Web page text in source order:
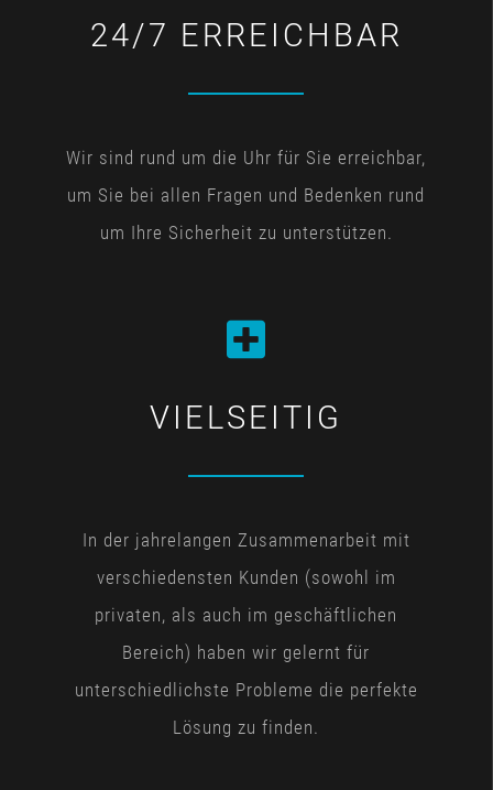
24/7 ERREICHBAR
Wir sind rund um die Uhr für Sie erreichbar,
um Sie bei allen Fragen und Bedenken rund
um Ihre Sicherheit zu unterstützen.
VIELSEITIG
In der jahrelangen Zusammenarbeit mit
verschiedensten Kunden (sowohl im
privaten, als auch im geschäftlichen
Bereich) haben wir gelernt für
unterschiedlichste Probleme die perfekte
Lösung zu finden.